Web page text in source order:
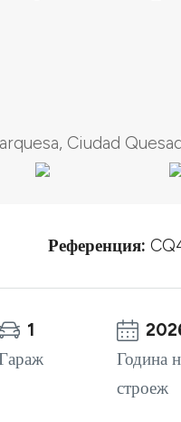
Референция:
1
Година
строеж